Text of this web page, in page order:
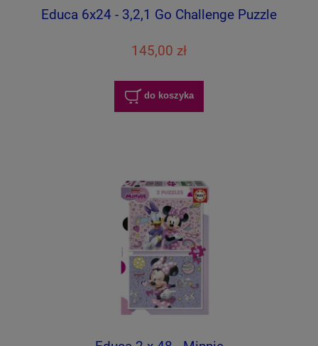
Educa 6x24 - 3,2,1 Go Challenge Puzzle
145,00 zł
do koszyka